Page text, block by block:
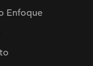
Enfoque